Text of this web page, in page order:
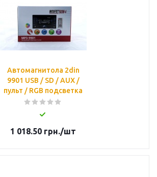
Автомагнитола 2din
9901 USB / SD / AUX /
пульт / RGB подсветка
1 018.50 грн./шт